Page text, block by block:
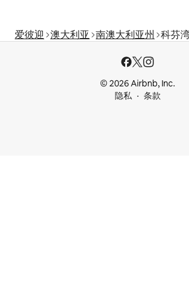
爱彼迎 澳大利亚 南澳大利亚州 科芬
© 2026 Airbnb, Inc.
隐私
条款